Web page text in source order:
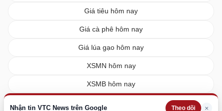
Nhận tin VTC News trên Google Theo dõi ×
Giá tiêu hôm nay
Giá cà phê hôm nay
Giá lúa gạo hôm nay
XSMN hôm nay
XSMB hôm nay